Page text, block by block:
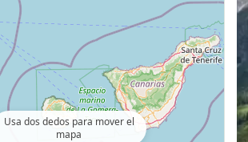
Usa dos dedos para mover el
mapa